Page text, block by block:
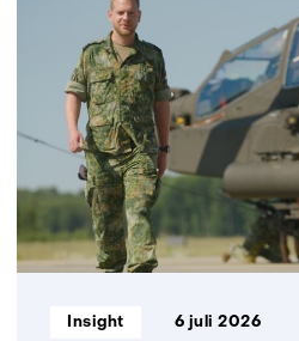
technologie
aan
de
frontlinie
Informatietype:
Insight 6 juli 2026